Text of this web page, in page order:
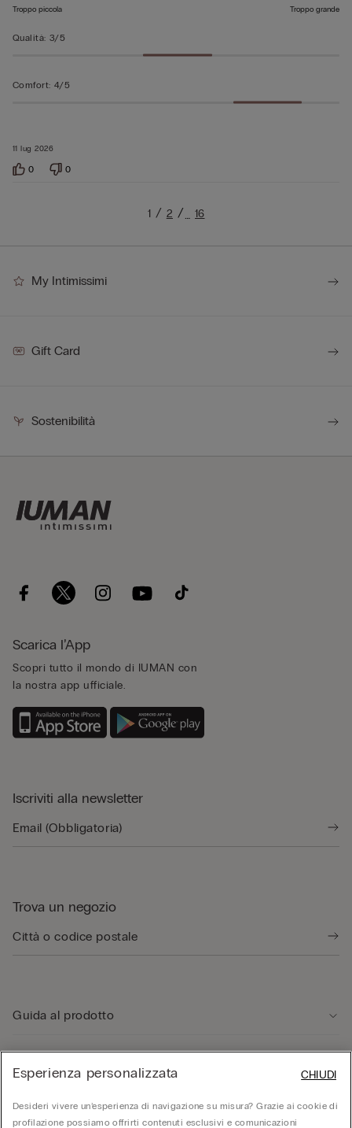
11 lug 2026
Troppo piccola Troppo grande
Qualità: 3/5
Comfort: 4/5
0 0
1 2 … 16
My Intimissimi
Gift Card
Sostenibilità
Scarica l’App
Scopri tutto il mondo di IUMAN con
la nostra app ufficiale.
Iscriviti alla newsletter
Trova un negozio
Guida al prodotto
Area Legale
Esperienza personalizzata
Desideri vivere un’esperienza di navigazione su misura? Grazie ai cookie di
profilazione possiamo offrirti contenuti esclusivi e comunicazioni
CHIUDI